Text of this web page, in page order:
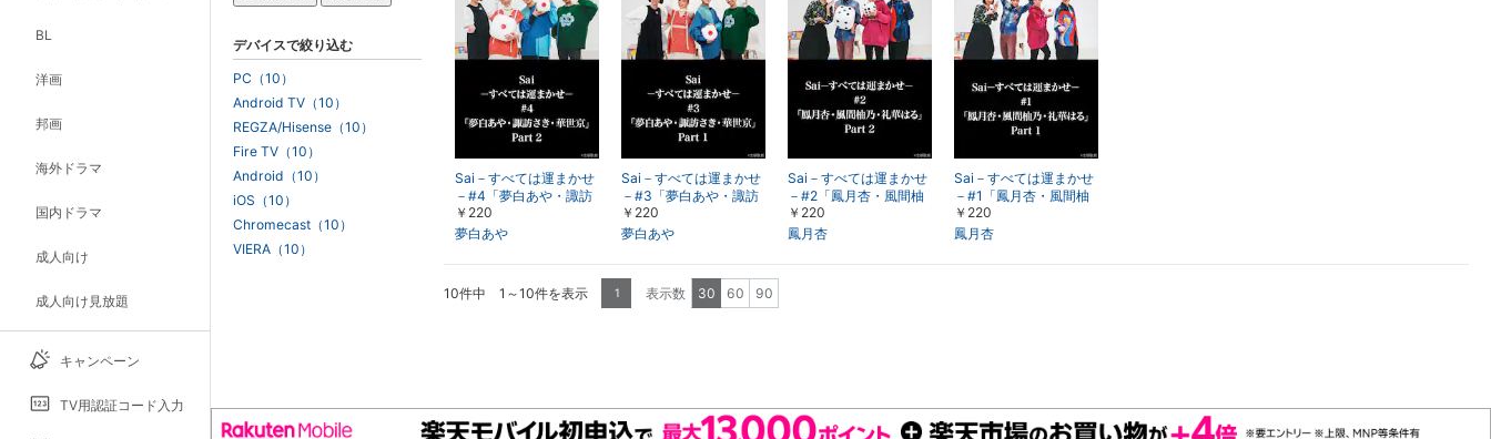
BL
洋画
邦画
海外ドラマ
国内ドラマ
成人向け
成人向け見放題
キャンペーン
TV用認証コード入力
Sai－すべては運まかせ
－#4「夢白あや・諏訪
さき・華世京」Part 2
￥220
夢白あや
Sai－すべては運まかせ
－#3「夢白あや・諏訪
さき・華世京」Part 1
￥220
夢白あや
Sai－すべては運まかせ
－#2「鳳月杏・風間柚
乃・礼華はる」Part 2
￥220
鳳月杏
Sai－すべては運まかせ
－#1「鳳月杏・風間柚
乃・礼華はる」Part 1
￥220
鳳月杏
10件中 1～10件を表示 1 表示数 30 60 90
デバイスで絞り込む
PC（10）
Android TV（10）
REGZA/Hisense（10）
Fire TV（10）
Android（10）
iOS（10）
Chromecast（10）
VIERA（10）